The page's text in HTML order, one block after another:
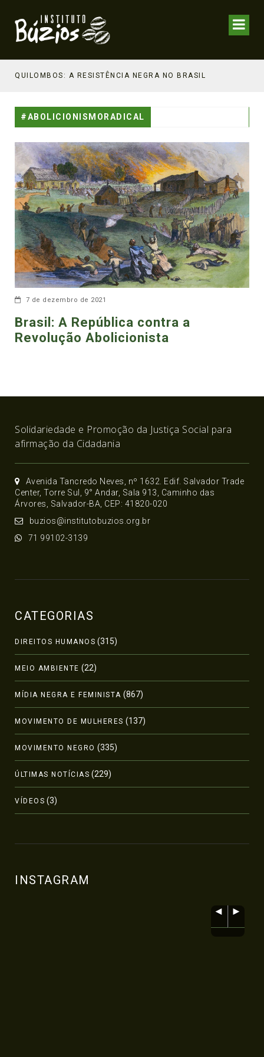
QUILOMBOS: A RESISTÊNCIA NEGRA NO BRASIL
#ABOLICIONISMORADICAL
7 de dezembro de 2021
Brasil: A República contra a
Revolução Abolicionista
Solidariedade e Promoção da Justiça Social para
afirmação da Cidadania
Avenida Tancredo Neves, nº 1632. Edif. Salvador Trade
Center, Torre Sul, 9° Andar, Sala 913, Caminho das
Árvores, Salvador-BA, CEP: 41820-020
buzios@institutobuzios.org.br
71 99102-3139
CATEGORIAS
DIREITOS HUMANOS (315)
MEIO AMBIENTE (22)
MÍDIA NEGRA E FEMINISTA (867)
MOVIMENTO DE MULHERES (137)
MOVIMENTO NEGRO (335)
ÚLTIMAS NOTÍCIAS (229)
VÍDEOS (3)
INSTAGRAM